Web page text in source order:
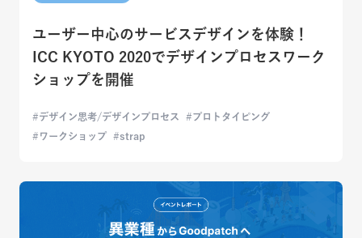
ユーザー中心のサービスデザインを体験！
ICC KYOTO 2020でデザインプロセスワーク
ショップを開催
デザイン思考/デザインプロセス
プロトタイピング
ワークショップ
strap